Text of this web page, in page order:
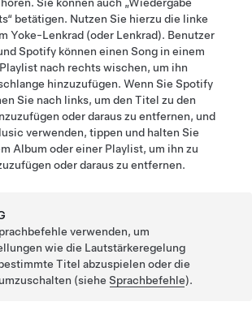
betätigen. Nutzen Sie hierzu die linke
Yoke-Lenkrad (oder Lenkrad). Benutzer
Spotify können einen Song in einem
nach rechts wischen, um ihn
hinzuzufügen. Wenn Sie Spotify
Sie nach links, um den Titel zu den
oder daraus zu entfernen, und
verwenden, tippen und halten Sie
Album oder einer Playlist, um ihn zu
oder daraus zu entfernen.
verwenden, um
wie die Lautstärkeregelung
Titel abzuspielen oder die
(sieheSprachbefehle).